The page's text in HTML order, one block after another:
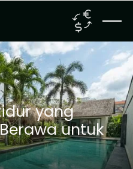
yang
untuk